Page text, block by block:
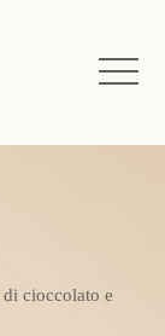
cioccolato e